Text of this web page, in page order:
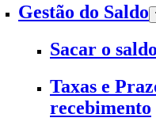
Gestão do Saldo
Sacar o saldo
Taxas e
recebimento